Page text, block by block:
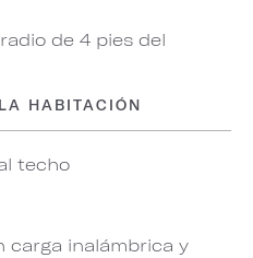
de 4 pies del
HABITACIÓN
techo
carga inalámbrica y